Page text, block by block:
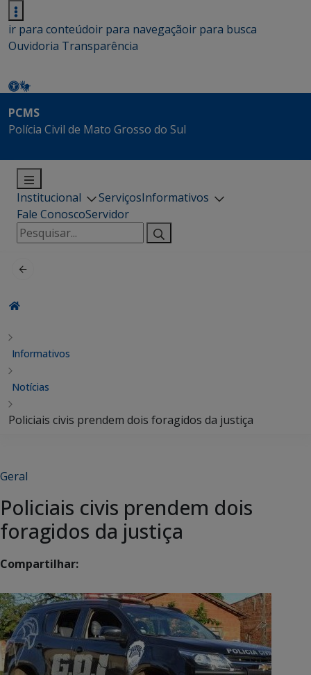
ir para conteúdoir para navegaçãoir para busca
Ouvidoria Transparência
PCMS
Polícia Civil de Mato Grosso do Sul
Institucional ServiçosInformativos
Fale ConoscoServidor
Pesquisar
por:
Informativos
Notícias
Policiais civis prendem dois foragidos da justiça
Geral
Policiais civis prendem dois
foragidos da justiça
Compartilhar: